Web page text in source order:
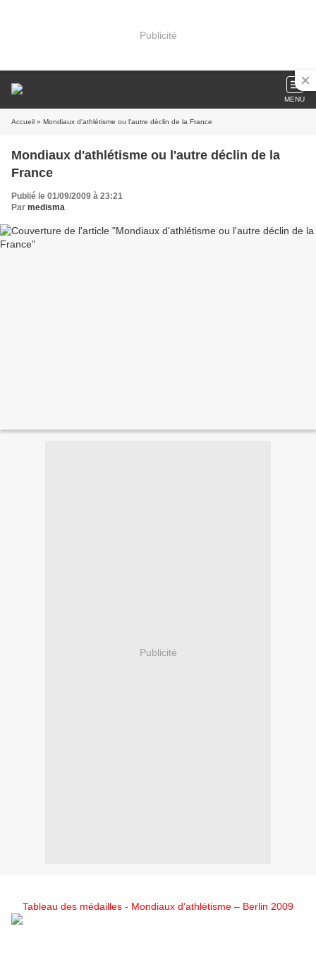
Publicité
MENU
Accueil » Mondiaux d'athlétisme ou l'autre déclin de la France
Mondiaux d'athlétisme ou l'autre déclin de la
France
Publié le 01/09/2009 à 23:21
Par medisma
Publicité
Tableau des médailles - Mondiaux d’athlétisme – Berlin 2009